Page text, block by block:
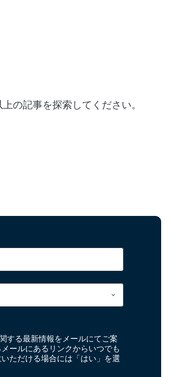
の記事を探索してください。
する最新情報をメールにてご案
ールにあるリンクからいつでも
ただける場合には「はい」を選